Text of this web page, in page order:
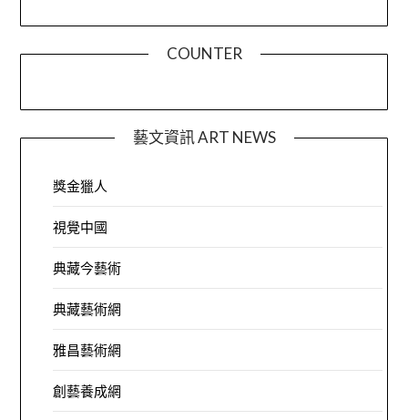
COUNTER
藝文資訊 ART NEWS
獎金獵人
視覺中國
典藏今藝術
典藏藝術網
雅昌藝術網
創藝養成網